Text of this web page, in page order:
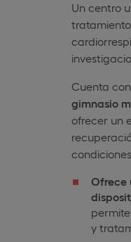
Un centro
Cuenta
gimnasio
ofrecer un
Ofrece
y